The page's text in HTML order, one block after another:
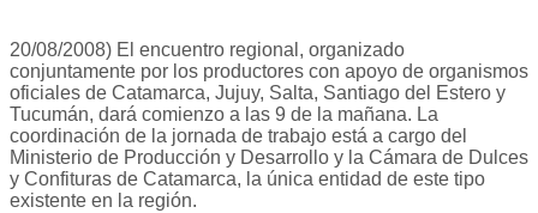
20/08/2008) El encuentro regional, organizado
conjuntamente por los productores con apoyo de organismos
oficiales de Catamarca, Jujuy, Salta, Santiago del Estero y
Tucumán, dará comienzo a las 9 de la mañana. La
coordinación de la jornada de trabajo está a cargo del
Ministerio de Producción y Desarrollo y la Cámara de Dulces
y Confituras de Catamarca, la única entidad de este tipo
existente en la región.